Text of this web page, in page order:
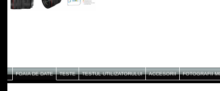
FOAIA DE DATE TESTE TESTUL UTILIZATORULUI ACCESORII FOTOGRAFII